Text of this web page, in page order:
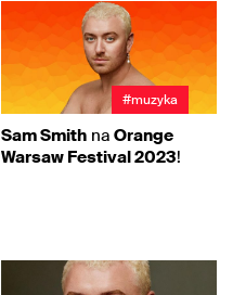
#muzyka
Sam Smith na Orange
Warsaw Festival 2023!